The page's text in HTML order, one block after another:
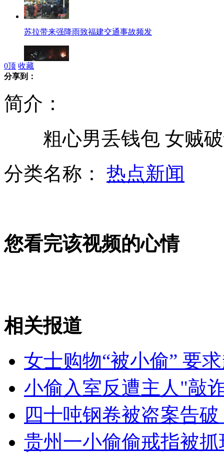
苏拉带来强降雨致福建交通事故频发
西班牙国王视察军队摔伤鼻子
情侣张楠赵芸蕾国羽混双夺冠
山西运城恶犬咬伤多人 警民合力深夜将其击毙
女孩北京地铁殴打老人 痛下狠手拳打脚踢
0顶 收藏
分享到：
简介：
粗心男丢钱包 女贼破
分类名称： 热点新闻
您看完该视频的心情
相关报道
女士购物“被小偷” 要
小偷入室反遭主人"敲
四十吨钢卷被盗案告破
贵州一小偷偷戒指被